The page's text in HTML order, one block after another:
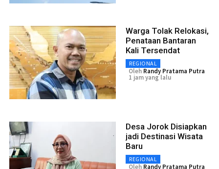
Warga Tolak Relokasi,
Penataan Bantaran
Kali Tersendat
REGIONAL
Oleh Randy Pratama Putra
1 jam yang lalu
Desa Jorok Disiapkan
jadi Destinasi Wisata
Baru
REGIONAL
Oleh Randy Pratama Putra